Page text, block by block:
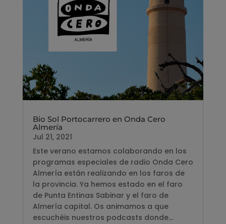
Bio Sol Portocarrero en Onda Cero
Almería
Jul 21, 2021
Este verano estamos colaborando en los
programas especiales de radio Onda Cero
Almería están realizando en los faros de
la provincia. Ya hemos estado en el faro
de Punta Entinas Sabinar y el faro de
Almería capital. Os animamos a que
escuchéis nuestros podcasts donde...